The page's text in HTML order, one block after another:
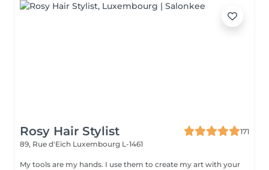
Rosy Hair Stylist
171
89, Rue d'Eich Luxembourg L-1461
My tools are my hands. I use them to create my art with your